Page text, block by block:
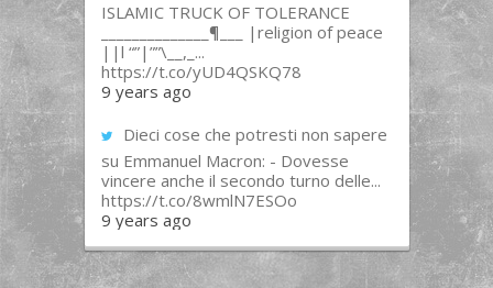
ISLAMIC TRUCK OF TOLERANCE
______________¶___ |religion of peace
||l “”|””\__,_...
https://t.co/yUD4QSKQ78
9 years ago
Dieci cose che potresti non sapere
su Emmanuel Macron: - Dovesse
vincere anche il secondo turno delle...
https://t.co/8wmlN7ESOo
9 years ago